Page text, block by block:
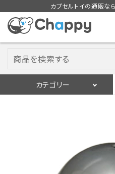
カプセルトイの通販な
カテゴリー
カプセルトイマシン本体